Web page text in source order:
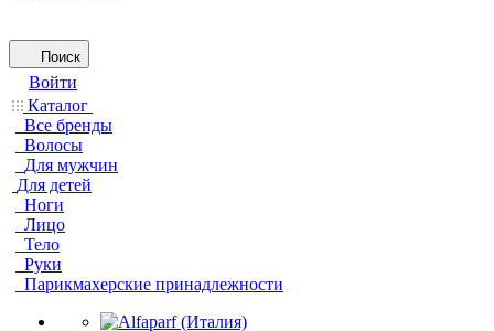
Поиск
Войти
Каталог
Все бренды
Волосы
Для мужчин
Для детей
Ноги
Лицо
Тело
Руки
Парикмахерские принадлежности